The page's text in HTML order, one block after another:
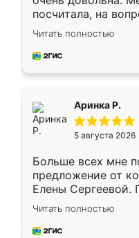
посчитала, на
Замерщик приехал
делу со всей
за день, ребята
Читать полностью
Аринка Р.
5 августа 2026
Больше всех мне
предложение от
Елены
короткие сроки
для замера
предложил по
Читать полностью